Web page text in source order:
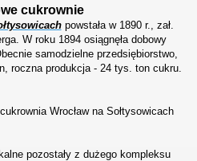
cukrownie
powstała w 1890 r., zał.
W roku 1894 osiągnęła dobowy
samodzielne przedsiębiorstwo,
roczna produkcja - 24 tys. ton cukru.
Wrocław na Sołtysowicach
pozostały z dużego kompleksu